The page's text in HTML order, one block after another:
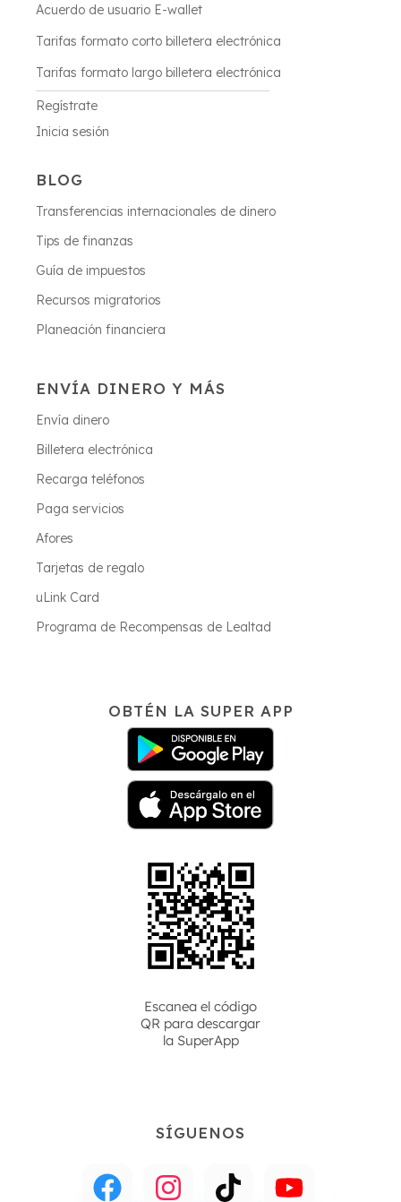
Acuerdo de usuario E-wallet
Tarifas formato corto billetera electrónica
Tarifas formato largo billetera electrónica
Regístrate
Inicia sesión
BLOG
Transferencias internacionales de dinero
Tips de finanzas
Guía de impuestos
Recursos migratorios
Planeación financiera
ENVÍA DINERO Y MÁS
Envía dinero
Billetera electrónica
Recarga teléfonos
Paga servicios
Afores
Tarjetas de regalo
uLink Card
Programa de Recompensas de Lealtad
OBTÉN LA SUPER APP
Escanea el código
QR para descargar
la SuperApp
SÍGUENOS